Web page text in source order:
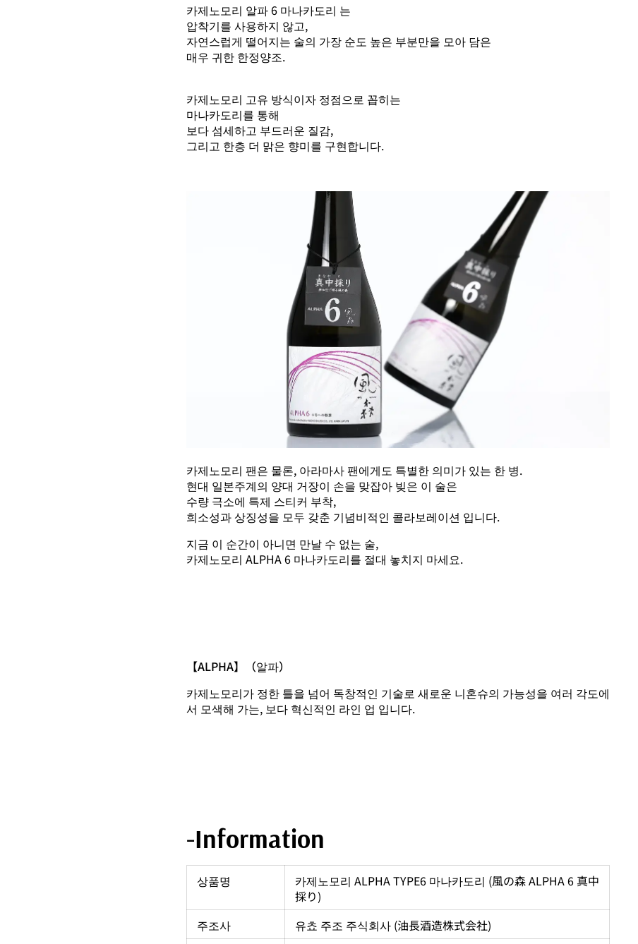
카제노모리 알파 6 마나카도리 는
압착기를 사용하지 않고,
자연스럽게 떨어지는 술의 가장 순도 높은 부분만을 모아 담은
매우 귀한 한정양조.
카제노모리 고유 방식이자 정점으로 꼽히는
마나카도리를 통해
보다 섬세하고 부드러운 질감,
그리고 한층 더 맑은 향미를 구현합니다.
카제노모리 팬은 물론, 아라마사 팬에게도 특별한 의미가 있는 한 병.
현대 일본주계의 양대 거장이 손을 맞잡아 빚은 이 술은
수량 극소에 특제 스티커 부착,
희소성과 상징성을 모두 갖춘 기념비적인 콜라보레이션 입니다.
지금 이 순간이 아니면 만날 수 없는 술,
카제노모리 ALPHA 6 마나카도리를 절대 놓치지 마세요.
【ALPHA】（알파）
카제노모리가 정한 틀을 넘어 독창적인 기술로 새로운 니혼슈의 가능성을 여러 각도에
서 모색해 가는, 보다 혁신적인 라인 업 입니다.
-Information
상품명
카제노모리 ALPHA TYPE6 마나카도리 (風の森 ALPHA 6 真中
採り)
주조사
유쵸 주조 주식회사 (油長酒造株式会社)